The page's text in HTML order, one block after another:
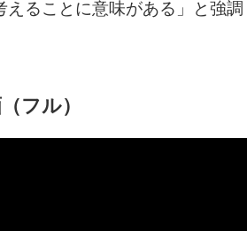
ることに意味がある」と強調
フル）